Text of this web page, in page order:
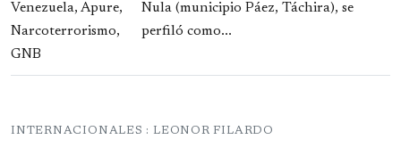
Nula (municipio Páez, Táchira), se
perfiló como...
INTERNACIONALES : LEONOR FILARDO